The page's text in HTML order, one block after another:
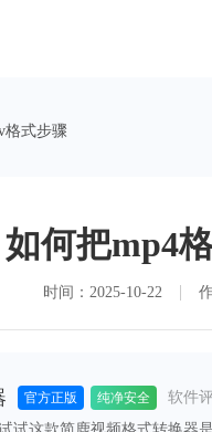
格式步骤
如何把mp4
时间：2025-10-22
官方正版 纯净安全
软件